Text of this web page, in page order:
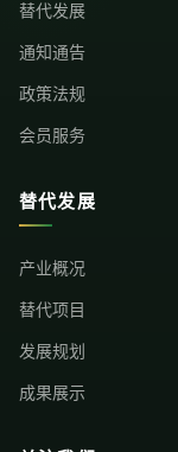
替代发展
通知通告
政策法规
会员服务
替代发展
产业概况
替代项目
发展规划
成果展示